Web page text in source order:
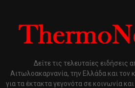
Δείτε τις τελευταίες ειδήσεις
Αιτωλοακαρνανία, την Ελλάδα και τον
για τα έκτακτα γεγονότα σε κοινωνία